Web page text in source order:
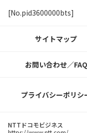
[No.pid3600000bts]
サイトマップ
お問い合わせ／FAQ
プライバシーポリシ
NTTドコモビジネス